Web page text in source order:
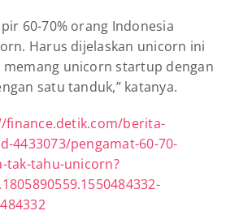
60-70% orang Indonesia
Harus dijelaskan unicorn ini
memang unicorn startup dengan
satu tanduk,” katanya.
finance.detik.com/berita-
4433073/pengamat-60-70-
tak-tahu-unicorn?